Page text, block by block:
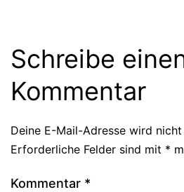
Schreibe
Kommentar
Deine E-Mail-Adresse wird
Erforderliche Felder sind mit *
Kommentar *